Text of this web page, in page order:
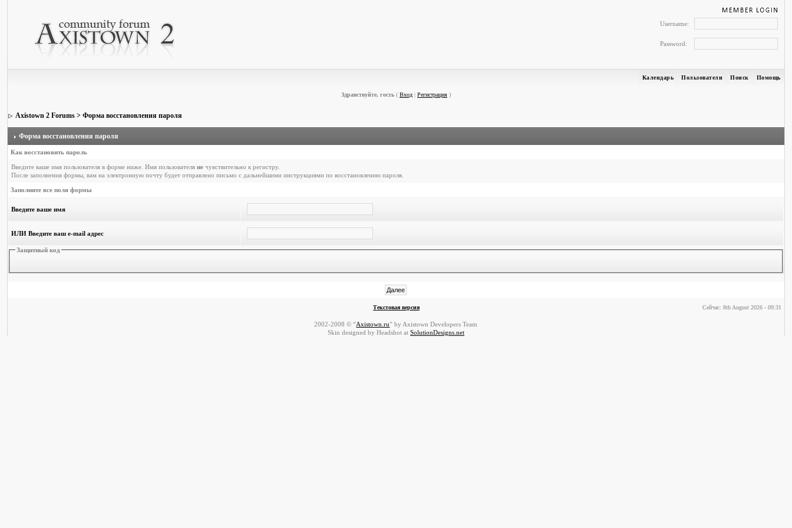
Username:
Password:
Помощь
Поиск
Пользователи
Календарь
Здравствуйте, гость( Вход| Регистрация)
Axistown 2 Forums > Форма восстановления пароля
Форма восстановления пароля
Как восстановить пароль
Введите ваше имя пользователя в форме ниже. Имя пользователяне чувствительно к регистру.
После заполнения формы, вам на электронную почту будет отправлено письмо с дальнейшими инструкциями по восстановлению пароля.
Заполните все поля формы
Введите ваше имя
ИЛИ Введите ваш e-mail адрес
Защитный код
Текстовая версия Сейчас: 8th August 2026 - 09:31
2002-2008 © “Axistown.ru” by Axistown Developers Team
Skin designed by Headshot at SolutionDesigns.net